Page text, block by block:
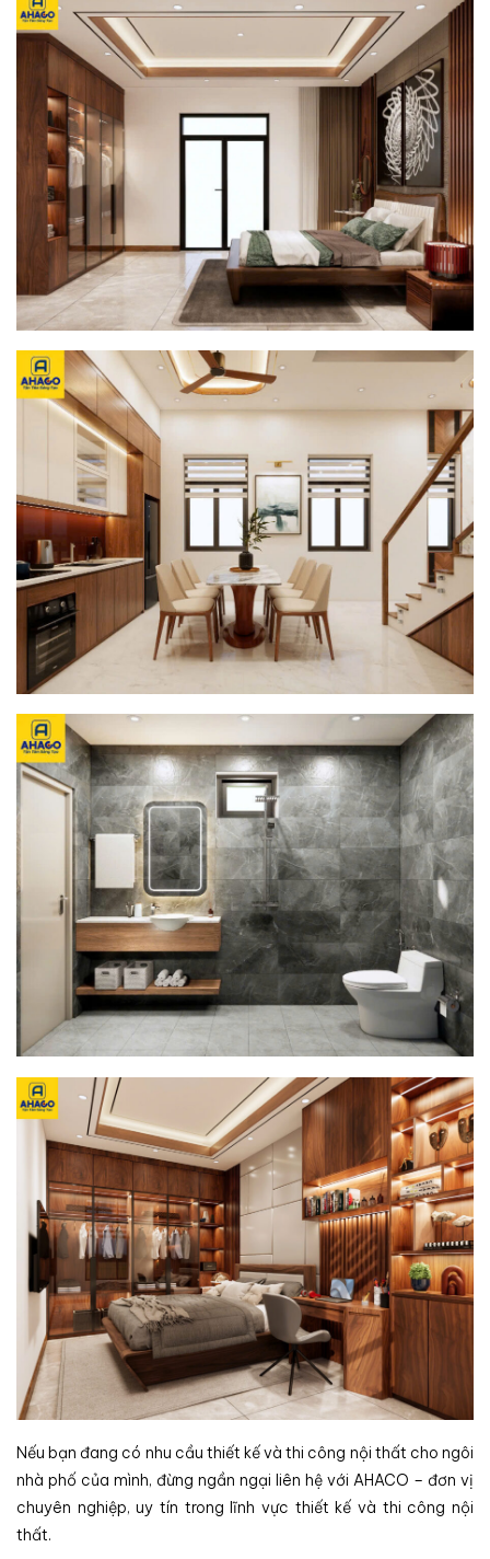
Nếu bạn đang có nhu cầu thiết kế và thi công nội thất cho ngôi
nhà phố của mình, đừng ngần ngại liên hệ với AHACO – đơn vị
chuyên nghiệp, uy tín trong lĩnh vực thiết kế và thi công nội
thất.